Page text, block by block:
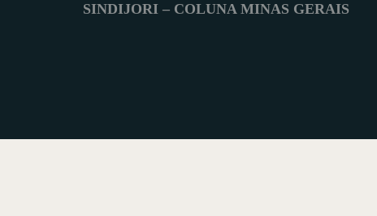
SINDIJORI – COLUNA MINAS GERAIS